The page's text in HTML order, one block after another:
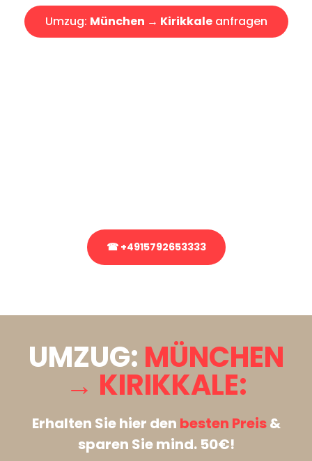
Umzug: München → Kirikkaleanfragen
☎ +4915792653333
UMZUG: MÜNCHEN
→ KIRIKKALE:
Erhalten Sie hier den besten Preis&
sparen Sie mind. 50€!